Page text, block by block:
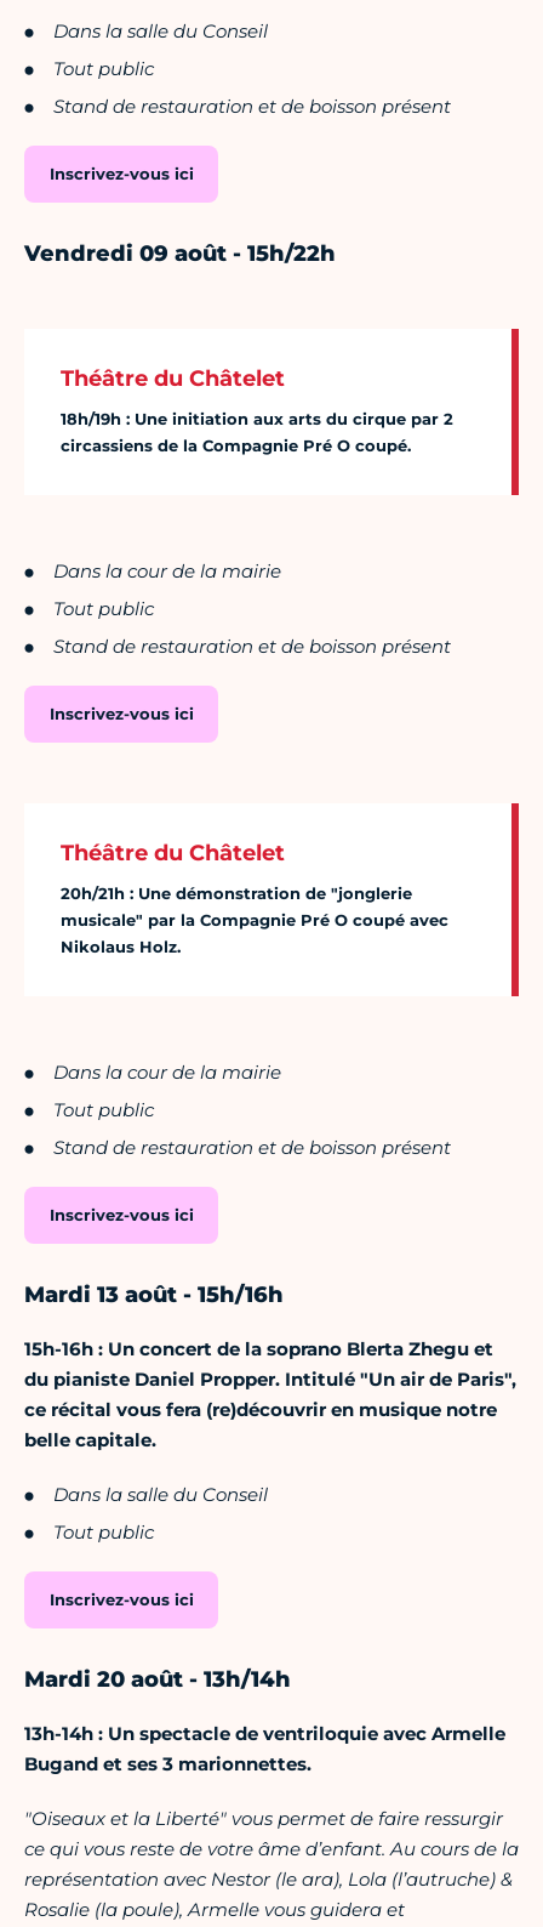
Dans la salle du Conseil
Tout public
Stand de restauration et de boisson présent
Inscrivez-vous ici
Vendredi 09 août - 15h/22h
Théâtre du Châtelet
18h/19h : Une initiation aux arts du cirque par 2
circassiens de la Compagnie Pré O coupé.
Dans la cour de la mairie
Tout public
Stand de restauration et de boisson présent
Inscrivez-vous ici
Théâtre du Châtelet
20h/21h : Une démonstration de "jonglerie
musicale" par la Compagnie Pré O coupé avec
Nikolaus Holz.
Dans la cour de la mairie
Tout public
Stand de restauration et de boisson présent
Inscrivez-vous ici
Mardi 13 août - 15h/16h
15h-16h : Un concert de la soprano Blerta Zhegu et
du pianiste Daniel Propper. Intitulé "Un air de Paris",
ce récital vous fera (re)découvrir en musique notre
belle capitale.
Dans la salle du Conseil
Tout public
Inscrivez-vous ici
Mardi 20 août - 13h/14h
13h-14h : Un spectacle de ventriloquie avec Armelle
Bugand et ses 3 marionnettes.
"Oiseaux et la Liberté" vous permet de faire ressurgir
ce qui vous reste de votre âme d’enfant. Au cours de la
représentation avec Nestor (le ara), Lola (l’autruche) &
Rosalie (la poule), Armelle vous guidera et